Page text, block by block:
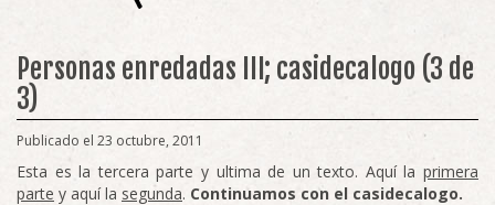
Personas enredadas III; casidecalogo (3 de
3)
Publicado el 23 octubre, 2011
Esta es la tercera parte y ultima de un texto. Aquí la primera
parte y aquí la segunda. Continuamos con el casidecalogo.